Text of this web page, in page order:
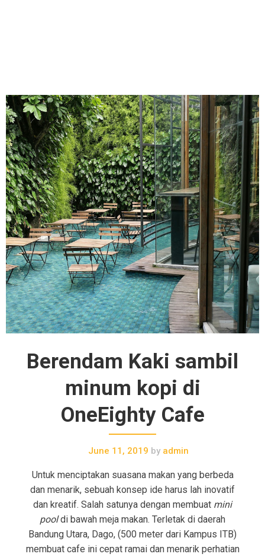
Berendam Kaki sambil
minum kopi di
OneEighty Cafe
June 11, 2019 by admin
Untuk menciptakan suasana makan yang berbeda
dan menarik, sebuah konsep ide harus lah inovatif
dan kreatif. Salah satunya dengan membuat mini
pooldi bawah meja makan. Terletak di daerah
Bandung Utara, Dago, (500 meter dari Kampus ITB)
membuat cafe ini cepat ramai dan menarik perhatian